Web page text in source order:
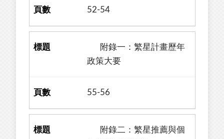
52-54
附錄一：繁星計畫歷年
政策大要
55-56
附錄二：繁星推薦與個